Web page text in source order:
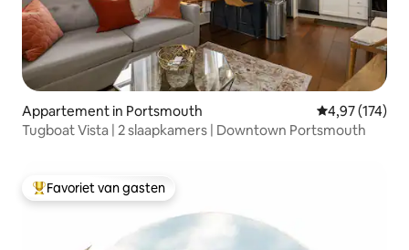
Appartement in Portsmouth Gemiddelde
4,97 (174)
Tugboat Vista | 2 slaapkamers | Downtown Portsmouth
Topfavoriet van gasten
Favoriet van gasten